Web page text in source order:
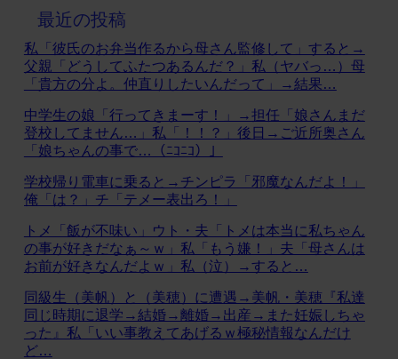
最近の投稿
私「彼氏のお弁当作るから母さん監修して」すると→
父親「どうしてふたつあるんだ？」私（ヤバっ…）母
「貴方の分よ。仲直りしたいんだって」→結果…
中学生の娘「行ってきまーす！」→担任「娘さんまだ
登校してません…」私「！！？」後日→ご近所奥さん
「娘ちゃんの事で…（ﾆｺﾆｺ）」
学校帰り電車に乗ると→チンピラ「邪魔なんだよ！」
俺「は？」チ「テメー表出ろ！」
トメ「飯が不味い」ウト・夫「トメは本当に私ちゃん
の事が好きだなぁ～ｗ」私「もう嫌！」夫「母さんは
お前が好きなんだよｗ」私（泣）→すると…
同級生（美帆）と（美穂）に遭遇→美帆・美穂『私達
同じ時期に退学→結婚→離婚→出産→また妊娠しちゃ
った』私「いい事教えてあげるｗ極秘情報なんだけ
ど…